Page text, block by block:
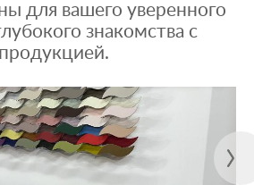
для вашего уверенного
знакомства с
продукцией.